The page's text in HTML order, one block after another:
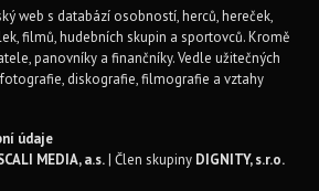
web s databází osobností, herců, hereček,
filmů, hudebních skupin a sportovců. Kromě
panovníky a finančníky. Vedle užitečných
diskografie, filmografie a vztahy
údaje
MEDIA, a.s.| Člen skupiny DIGNITY, s.r.o.